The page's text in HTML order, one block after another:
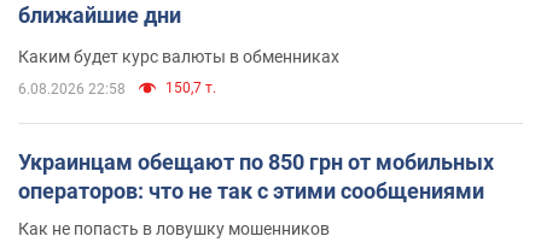
ближайшие дни
Каким будет курс валюты в обменниках
6.08.2026 22:58 150,7 т.
Украинцам обещают по 850 грн от мобильных
операторов: что не так с этими сообщениями
Как не попасть в ловушку мошенников